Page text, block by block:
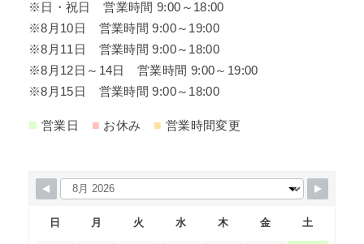
※日・祝日 営業時間 9:00～18:00
※8月10日 営業時間 9:00～19:00
※8月11日 営業時間 9:00～18:00
※8月12日～14日 営業時間 9:00～19:00
※8月15日 営業時間 9:00～18:00
■ 営業日 ■ お休み ■ 営業時間変更
日 月 火 水 木 金 土